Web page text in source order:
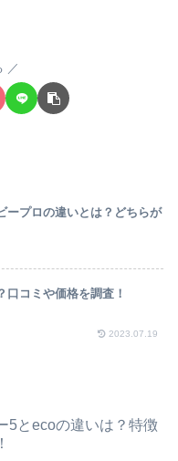
ープロの違いとは？どちらが
口コミや価格を調査！
2023.07.19
5とecoの違いは？特徴